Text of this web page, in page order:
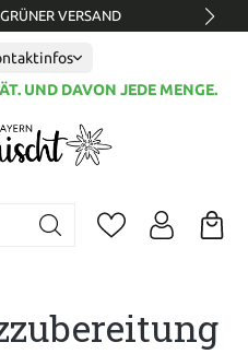
VERSAND
UND DAVON JEDE MENGE.